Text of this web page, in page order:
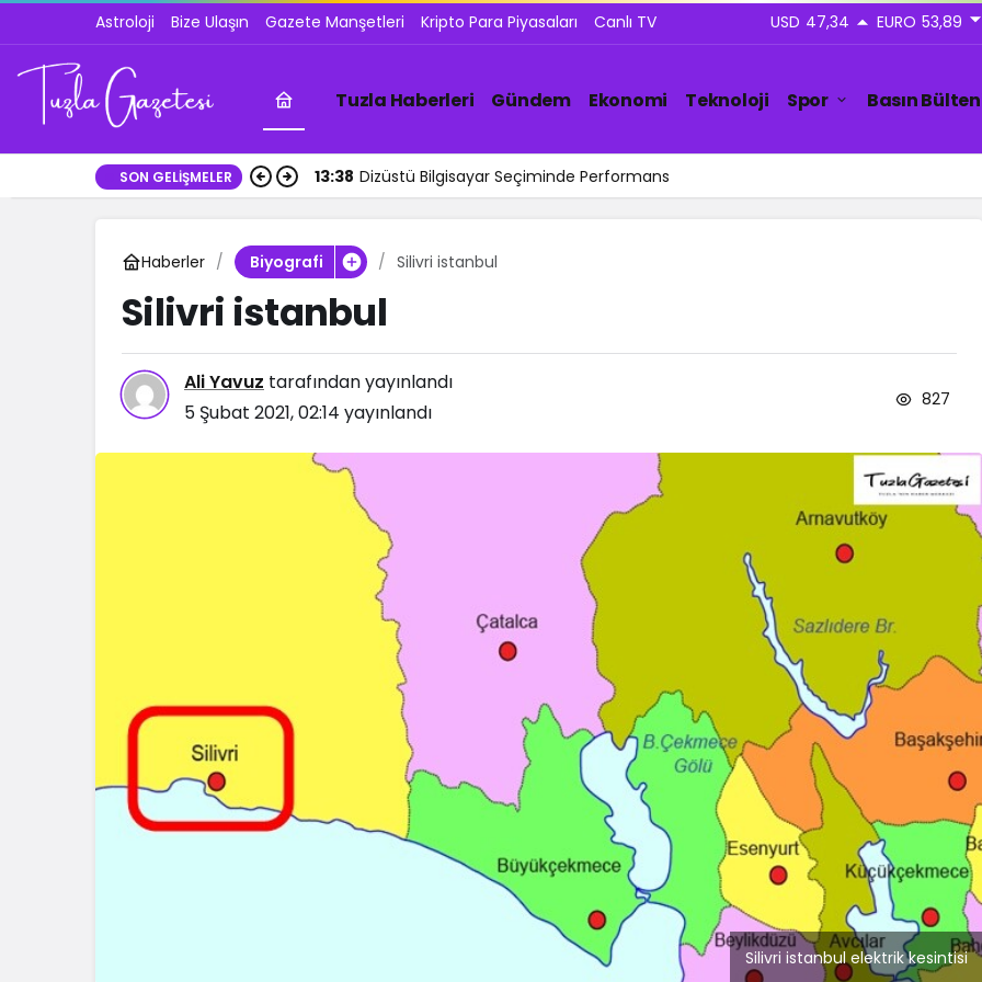
Astroloji Bize Ulaşın Gazete Manşetleri Kripto Para Piyasaları Canlı TV USD 47,34 EURO 53,89
Tuzla Haberleri Gündem Ekonomi Teknoloji Spor Basın
SON GELIŞMELER 13:38 Dizüstü Bilgisayar Seçiminde Performans
Haberler Biyografi Silivri istanbul
Silivri istanbul
Ali Yavuz tarafından yayınlandı
5 Şubat 2021, 02:14 yayınlandı
827
Silivri istanbul elektrik kesintisi
Dizüstü Bilgisayar
Seçiminde Performans
İstanbul Anadolu Yakası
Temizlik Hizmetleri